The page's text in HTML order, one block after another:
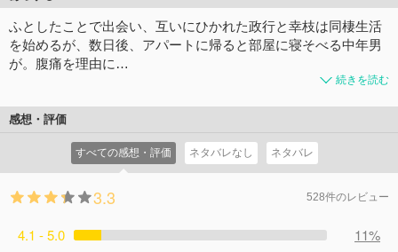
ふとしたことで出会い、互いにひかれた政行と幸枝は同棲生活
を始めるが、数日後、アパートに帰ると部屋に寝そべる中年男
が。腹痛を理由に…
続きを読む
感想・評価
すべての感想・評価 ネタバレなし ネタバレ
3.3 528件のレビュー
4.1 - 5.0
11%